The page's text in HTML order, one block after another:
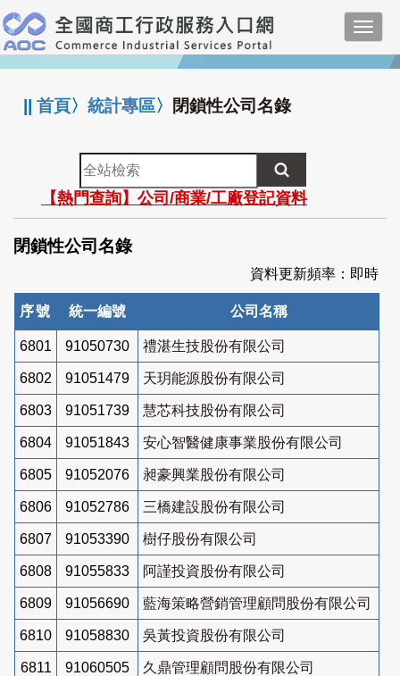
跳
到
主
要
:::
||首頁〉統計專區〉 閉鎖性公司名錄
全
站
檢
索
【熱門查詢】公司/商業/工廠登記資料
閉鎖性公司名錄
資料更新頻率：即時
序號 統一編號 公司名稱
6801 91050730 禮湛生技股份有限公司
6802 91051479 天玥能源股份有限公司
6803 91051739 慧芯科技股份有限公司
6804 91051843 安心智醫健康事業股份有限公司
6805 91052076 昶豪興業股份有限公司
6806 91052786 三橋建設股份有限公司
6807 91053390 樹仔股份有限公司
6808 91055833 阿謹投資股份有限公司
6809 91056690 藍海策略營銷管理顧問股份有限公司
6810 91058830 吳黃投資股份有限公司
6811 91060505 久鼎管理顧問股份有限公司